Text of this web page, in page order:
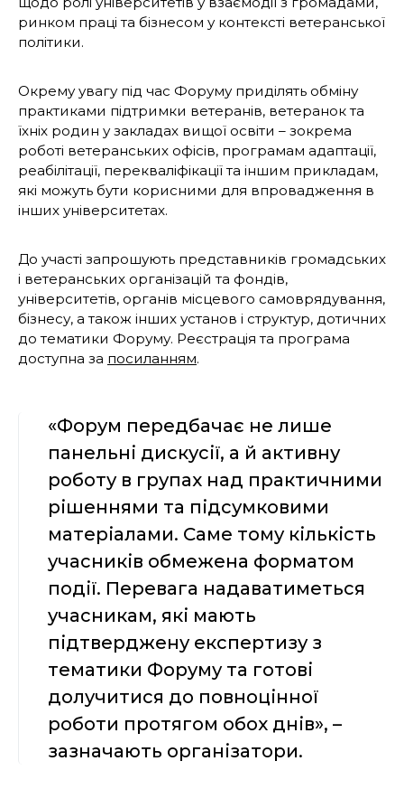
ринком праці та бізнесом у контексті ветеранської
політики.
Окрему увагу під час Форуму приділять обміну
практиками підтримки ветеранів, ветеранок та
їхніх родин у закладах вищої освіти – зокрема
роботі ветеранських офісів, програмам адаптації,
реабілітації, перекваліфікації та іншим прикладам,
які можуть бути корисними для впровадження в
інших університетах.
До участі запрошують представників громадських
і ветеранських організацій та фондів,
університетів, органів місцевого самоврядування,
бізнесу, а також інших установ і структур, дотичних
до тематики Форуму. Реєстрація та програма
доступна за посиланням.
«Форум передбачає не лише
панельні дискусії, а й активну
роботу в групах над практичними
рішеннями та підсумковими
матеріалами. Саме тому кількість
учасників обмежена форматом
події. Перевага надаватиметься
учасникам, які мають
підтверджену експертизу з
тематики Форуму та готові
долучитися до повноцінної
роботи протягом обох днів», –
зазначають організатори.